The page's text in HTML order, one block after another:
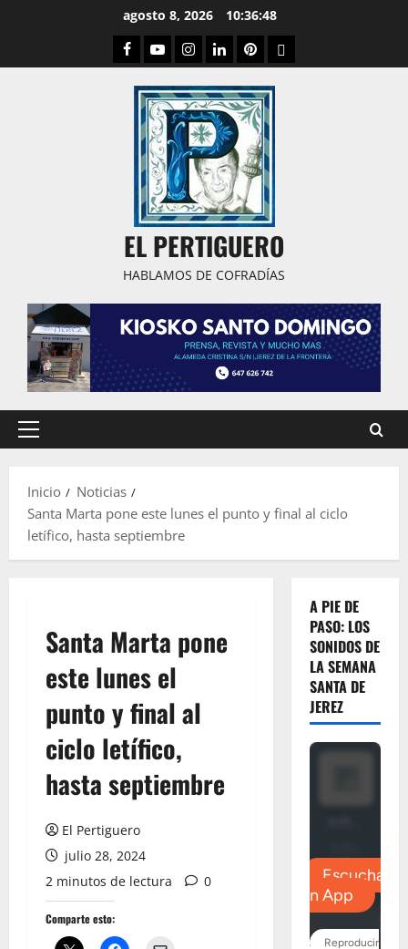
agosto 8, 2026 10:36:49
Facebook
YoutubeInstagram
LinkedPinterestDribbble
EL PERTIGUERO
HABLAMOS DE COFRADÍAS
Menú
Inicio
Noticias
Santa Marta pone este lunes el punto y final al ciclo
letífico, hasta septiembre
Santa Marta pone
este lunes el
punto y final al
ciclo letífico,
hasta septiembre
El Pertiguero
julio 28, 2024
2 minutos de lectura
0
Comparte esto:
A PIE DE
PASO: LOS
SONIDOS DE
LA SEMANA
SANTA DE
JEREZ